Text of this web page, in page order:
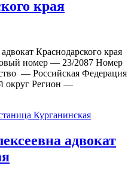
края
Краснодарского края
номер — 23/2087 Номер
— Российская Федерация
Регион —
Курганинская
адвокат